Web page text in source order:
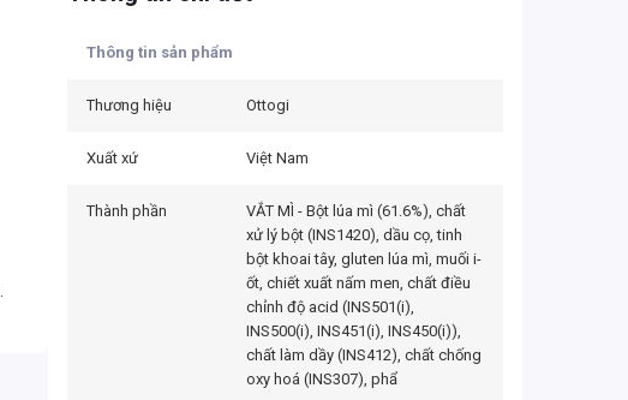
Thông tin sản phẩm
Thương hiệu Ottogi
Xuất xứ Việt Nam
Thành phần
VẮT MÌ - Bột lúa mì (61.6%), chất
xử lý bột (INS1420), dầu cọ, tinh
bột khoai tây, gluten lúa mì, muối i-
ốt, chiết xuất nấm men, chất điều
chỉnh độ acid (INS501(i),
INS500(i), INS451(i), INS450(i)),
chất làm dầy (INS412), chất chống
oxy hoá (INS307), phẩ